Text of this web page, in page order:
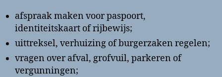
afspraak maken voor paspoort,
identiteitskaart of rijbewijs;
uittreksel, verhuizing of burgerzaken regelen;
vragen over afval, grofvuil, parkeren of
vergunningen;